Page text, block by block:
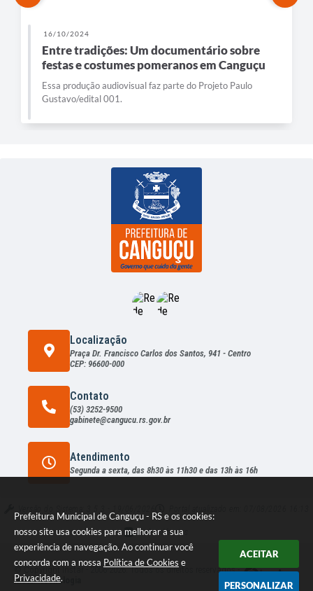
Prefeitura Municipal de Canguçu - RS e os cookies:
nosso site usa cookies para melhorar a sua
experiência de navegação. Ao continuar você
concorda com a nossa Política de Cookies e
Privacidade.
ACEITAR
PERSONALIZAR
16/10/2024
Entre tradições: Um documentário sobre
festas e costumes pomeranos em Canguçu
Essa produção audiovisual faz parte do Projeto Paulo
Gustavo/edital 001.
Localização
Praça Dr. Francisco Carlos dos Santos, 941 - Centro
CEP: 96600-000
Contato
(53) 3252-9500
gabinete@cangucu.rs.gov.br
Atendimento
Segunda a sexta, das 8h30 às 11h30 e das 13h às 16h
Dados Abertos
© Copyright Instar - 2006-2026. Todos os direitos reservados -
Instar Tecnologia